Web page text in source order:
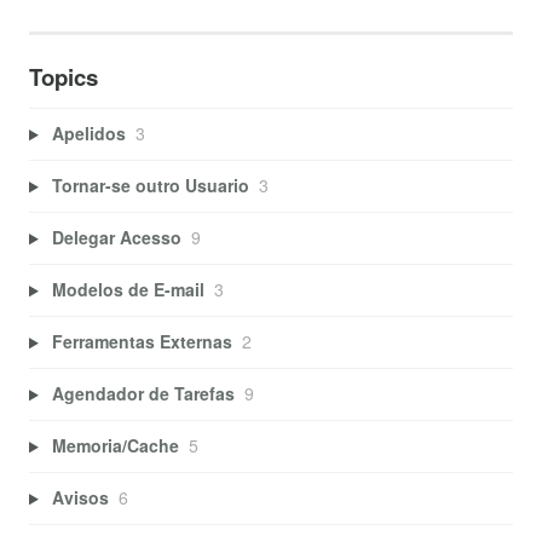
Topics
Apelidos 3
Tornar-se outro Usuario 3
Delegar Acesso 9
Modelos de E-mail 3
Ferramentas Externas 2
Agendador de Tarefas 9
Memoria/Cache 5
Avisos 6